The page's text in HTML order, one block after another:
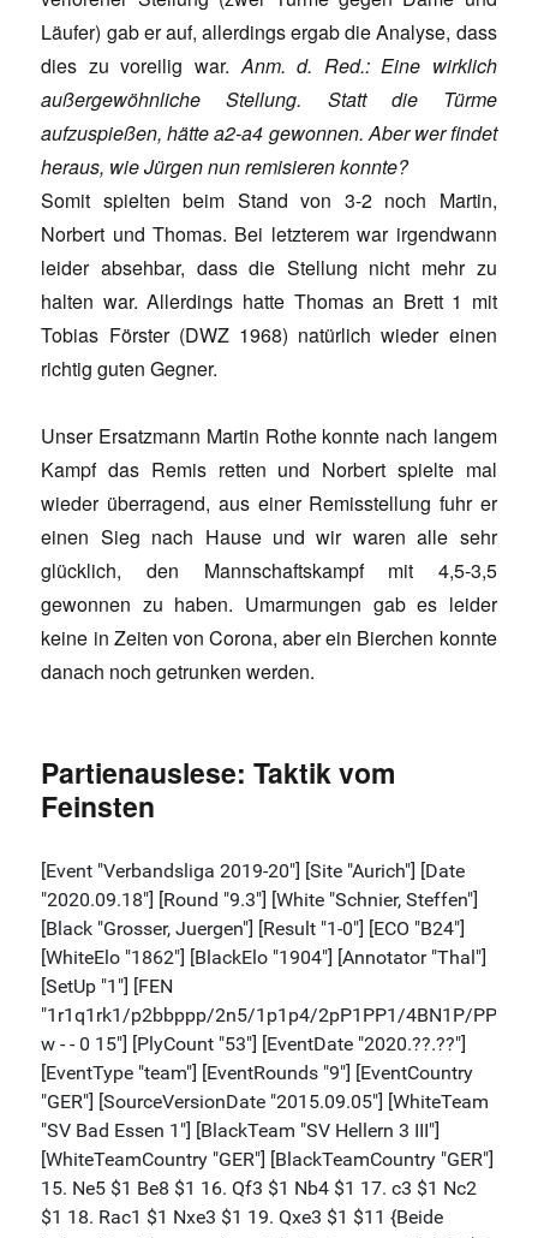
Läufer) gab er auf, allerdings ergab die Analyse, dass
dies zu voreilig war. Anm. d. Red.: Eine wirklich
außergewöhnliche Stellung. Statt die Türme
aufzuspießen, hätte a2-a4 gewonnen. Aber wer findet
heraus, wie Jürgen nun remisieren konnte?
Somit spielten beim Stand von 3-2 noch Martin,
Norbert und Thomas. Bei letzterem war irgendwann
leider absehbar, dass die Stellung nicht mehr zu
halten war. Allerdings hatte Thomas an Brett 1 mit
Tobias Förster (DWZ 1968) natürlich wieder einen
richtig guten Gegner.
Unser Ersatzmann Martin Rothe konnte nach langem
Kampf das Remis retten und Norbert spielte mal
wieder überragend, aus einer Remisstellung fuhr er
einen Sieg nach Hause und wir waren alle sehr
glücklich, den Mannschaftskampf mit 4,5-3,5
gewonnen zu haben. Umarmungen gab es leider
keine in Zeiten von Corona, aber ein Bierchen konnte
danach noch getrunken werden.
Partienauslese: Taktik vom
Feinsten